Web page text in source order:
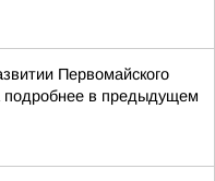
Первомайского
подробнее в предыдущем